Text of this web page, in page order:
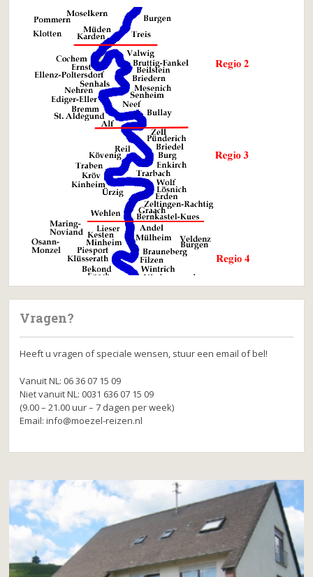
Vragen?
Heeft u vragen of speciale wensen, stuur een email of bel!
Vanuit NL: 06 36 07 15 09
Niet vanuit NL: 0031 636 07 15 09
(9.00 – 21.00 uur – 7 dagen per week)
Email: info@moezel-reizen.nl